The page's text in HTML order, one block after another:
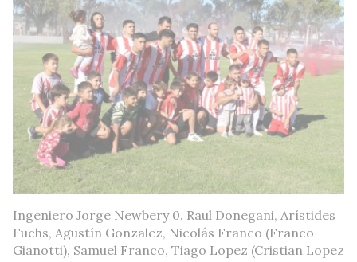
Ingeniero Jorge Newbery 0. Raul Donegani, Arístides
Fuchs, Agustín Gonzalez, Nicolás Franco (Franco
Gianotti), Samuel Franco, Tiago Lopez (Cristian Lopez